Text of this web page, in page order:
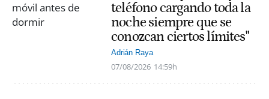
teléfono cargando toda la
noche siempre que se
conozcan ciertos límites"
Adrián Raya
07/08/2026 14:59h